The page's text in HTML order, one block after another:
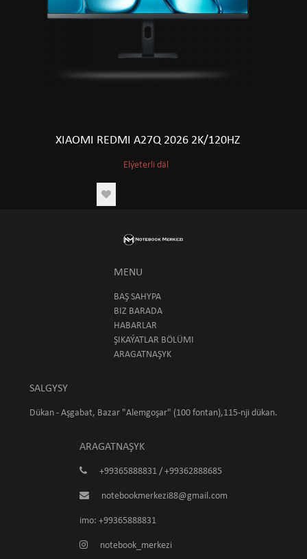
XIAOMI REDMI A27Q 2026 2K/120HZ
Elýeterli däl
MENU
BAŞ SAHYPA
BIZ BARADA
HABARLAR
ŞIKAÝATLAR BÖLÜMI
ARAGATNAŞYK
SALGYSY
Dükan - Aşgabat, Bazar "Alemgoşar" (100 fontan),115-nji dükan.
ARAGATNAŞYK
+99365888831 / +99362888685
notebookmerkezi88@gmail.com
imo: +99365888831
notebook_merkezi